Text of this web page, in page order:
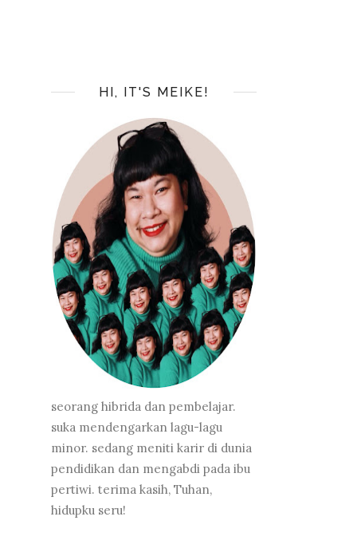
HI, IT'S MEIKE!
seorang hibrida dan pembelajar.
suka mendengarkan lagu-lagu
minor. sedang meniti karir di dunia
pendidikan dan mengabdi pada ibu
pertiwi. terima kasih, Tuhan,
hidupku seru!